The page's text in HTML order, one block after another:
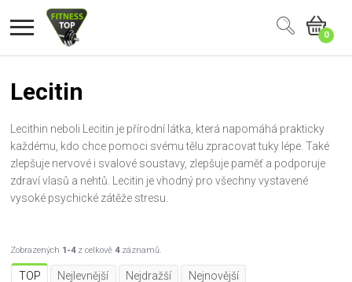
0
Lecitin
Lecithin neboli Lecitin je přírodní látka, která napomáhá prakticky
každému, kdo chce pomoci svému tělu zpracovat tuky lépe. Také
zlepšuje nervové i svalové soustavy, zlepšuje paměť a podporuje
zdraví vlasů a nehtů. Lecitin je vhodný pro všechny vystavené
vysoké psychické zátěže stresu.
Zobrazených 1-4z celkově4záznamů.
TOP Nejlevnější Nejdražší Nejnovější